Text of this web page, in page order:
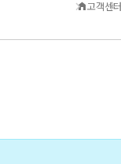
고객센터